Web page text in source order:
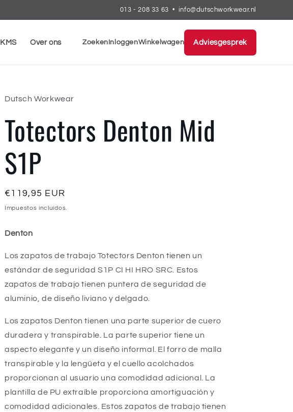
013 - 208 33 63 • info@dutschworkwear.nl
KMS Over ons ZoekenInloggenWinkelwagen Adviesgesprek
Dutsch Workwear
Totectors Denton Mid
S1P
Precio
habitual
€119,95 EUR
Impuestos incluidos.
Denton
Los zapatos de trabajo Totectors Denton tienen un
estándar de seguridad S1P CI HI HRO SRC. Estos
zapatos de trabajo tienen puntera de seguridad de
aluminio, de diseño liviano y delgado.
Los zapatos Denton tienen una parte superior de cuero
duradera y transpirable. La parte superior tiene un
aspecto elegante y un diseño informal. El forro de malla
transpirable y la lengüeta y el cuello acolchados
proporcionan al usuario una comodidad adicional. La
plantilla de PU extraíble proporciona amortiguación y
comodidad adicionales. Estos zapatos de trabajo tienen